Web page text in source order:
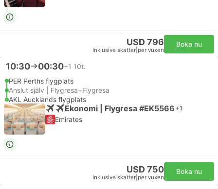
USD 796
Inklusive skatter per vuxen
Boka nu
10:30 00:30+1 10t.
PER Perths flygplats
Anslut själv | Flygresa+Flygresa
AKL Aucklands flygplats
Ekonomi | Flygresa #EK5566 +1
Emirates
USD 750
Inklusive skatter per vuxen
Boka nu